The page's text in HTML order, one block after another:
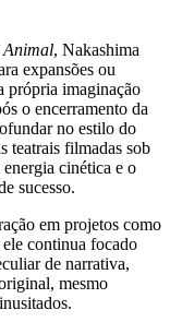
Animal, Nakashima
expansões ou
própria imaginação
o encerramento da
no estilo do
teatrais filmadas sob
cinética e o
sucesso.
em projetos como
continua focado
de narrativa,
mesmo